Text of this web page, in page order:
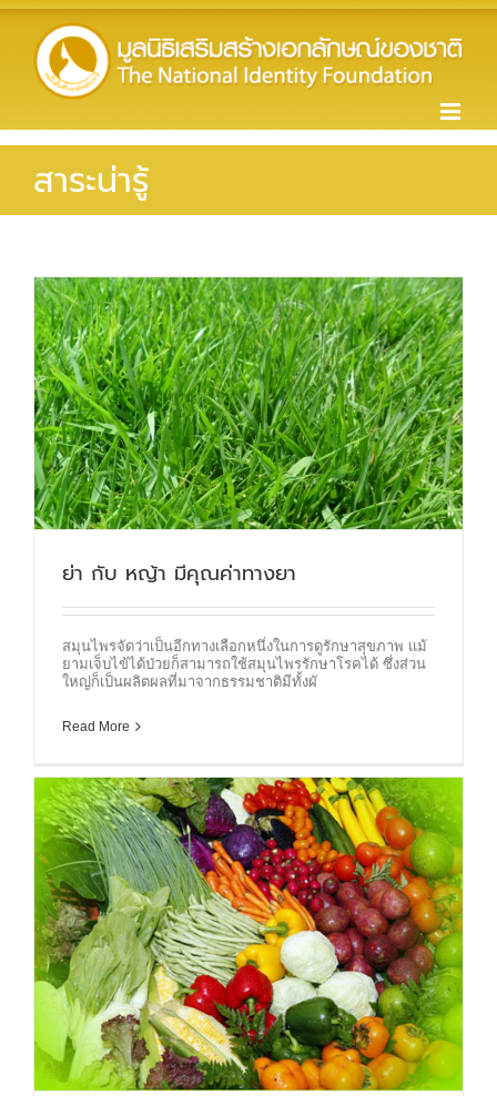
Skip
content
สาระน่ารู้
ย่า กับ หญ้า มีคุณค่าทางยา
สมุนไพรจัดว่าเป็นอีกทางเลือกหนึ่งในการดูรักษาสุขภาพ แม้
ยามเจ็บไข้ได้ป่วยก็สามารถใช้สมุนไพรรักษาโรคได้ ซึ่งส่วน
ใหญ่ก็เป็นผลิตผลที่มาจากธรรมชาติมีทั้งผั
Read More